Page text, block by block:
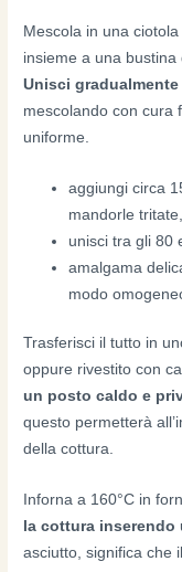
Mescola in una
insieme a una bustina
Unisci
mescolando con cura
uniforme.
aggiungi circa
mandorle
unisci tra gli 80
amalgama
modo
Trasferisci il tutto in
oppure rivestito con
un posto caldo e
questo permetterà
della cottura.
Inforna a 160°C in
la cottura
asciutto, significa che